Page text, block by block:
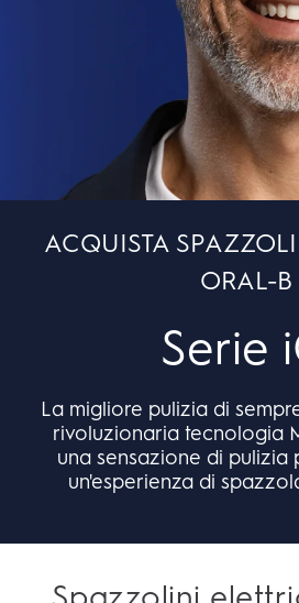
ACQUISTA
ORAL-B
Serie
La migliore pulizia di
rivoluzionaria tecnologia
una sensazione di pulizia
un'esperienza di